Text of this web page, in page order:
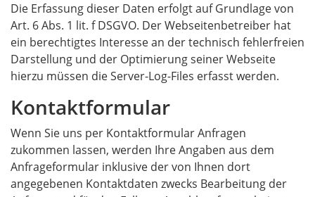
Die Erfassung dieser Daten erfolgt auf Grundlage von
Art. 6 Abs. 1 lit. f DSGVO. Der Webseitenbetreiber hat
ein berechtigtes Interesse an der technisch fehlerfreien
Darstellung und der Optimierung seiner Webseite 
hierzu müssen die Server-Log-Files erfasst werden.
Kontaktformular
Wenn Sie uns per Kontaktformular Anfragen
zukommen lassen, werden Ihre Angaben aus dem
Anfrageformular inklusive der von Ihnen dort
angegebenen Kontaktdaten zwecks Bearbeitung der